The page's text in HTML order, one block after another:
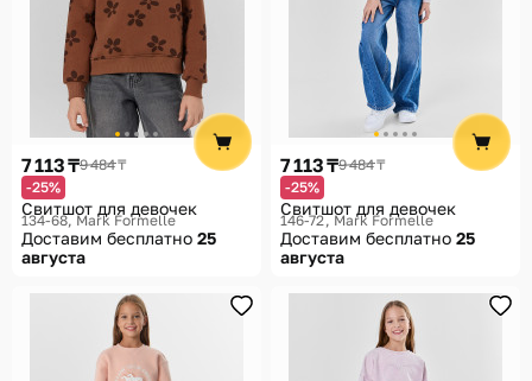
7 113 ₸9 484 ₸
-25%
Свитшот для девочек
134-68 Mark Formelle
Доставим бесплатно 25
августа
7 113 ₸9 484 ₸
-25%
Свитшот для девочек
146-72 Mark Formelle
Доставим бесплатно 25
августа